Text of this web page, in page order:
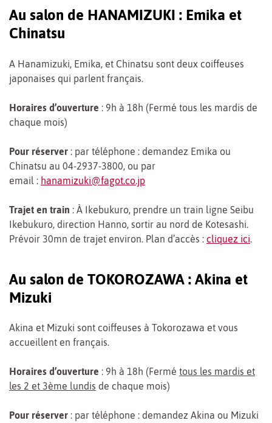
Au salon de HANAMIZUKI : Emika et
Chinatsu
A Hanamizuki, Emika, et Chinatsu sont deux coiffeuses
japonaises qui parlent français.
Horaires d’ouverture : 9h à 18h (Fermé tous les mardis de
chaque mois)
Pour réserver : par téléphone : demandez Emika ou
Chinatsu au 04-2937-3800, ou par
email : hanamizuki@fagot.co.jp
Trajet en train : À Ikebukuro, prendre un train ligne Seibu
Ikebukuro, direction Hanno, sortir au nord de Kotesashi.
Prévoir 30mn de trajet environ. Plan d’accès : cliquez ici.
Au salon de TOKOROZAWA : Akina et
Mizuki
Akina et Mizuki sont coiffeuses à Tokorozawa et vous
accueillent en français.
Horaires d’ouverture : 9h à 18h (Fermé tous les mardis et
les 2 et 3ème lundis de chaque mois)
Pour réserver : par téléphone : demandez Akina ou Mizuki